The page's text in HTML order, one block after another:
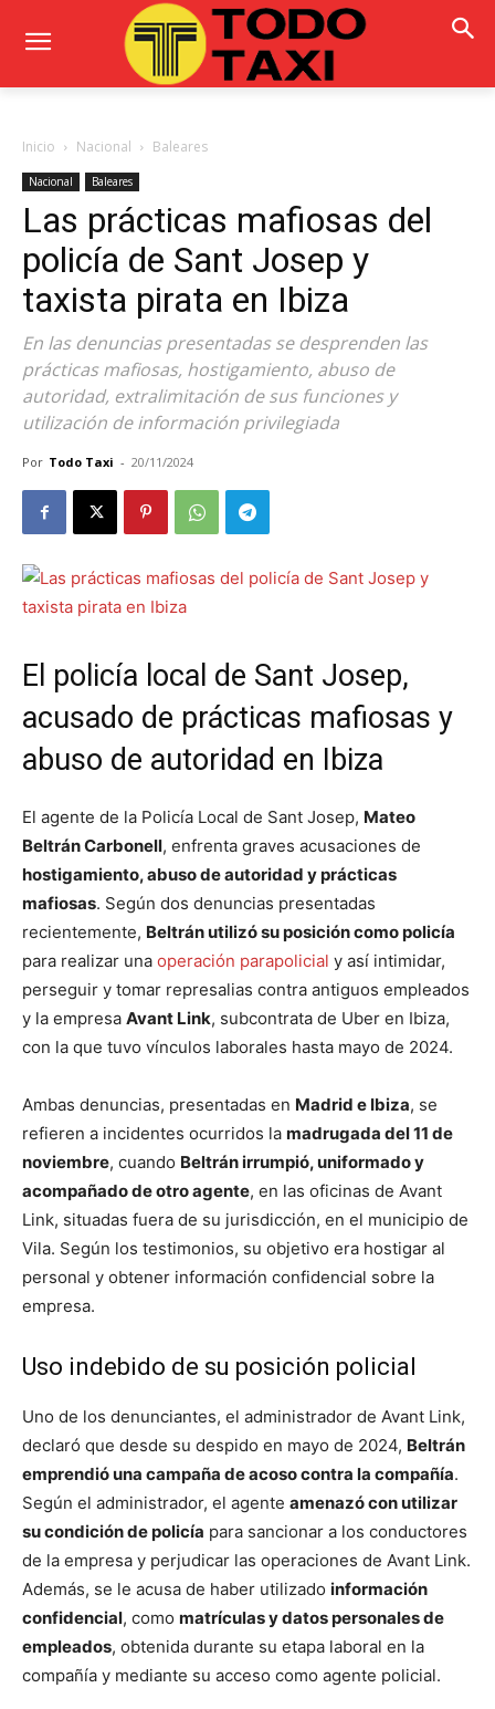
Inicio Nacional Baleares
Nacional Baleares
Las prácticas mafiosas del
policía de Sant Josep y
taxista pirata en Ibiza
En las denuncias presentadas se desprenden las
prácticas mafiosas, hostigamiento, abuso de
autoridad, extralimitación de sus funciones y
utilización de información privilegiada
Por Todo Taxi - 20/11/2024
El policía local de Sant Josep,
acusado de prácticas mafiosas y
abuso de autoridad en Ibiza
El agente de la Policía Local de Sant Josep, Mateo
Beltrán Carbonell, enfrenta graves acusaciones de
hostigamiento, abuso de autoridad y prácticas
mafiosas. Según dos denuncias presentadas
recientemente, Beltrán utilizó su posición como policía
para realizar una operación parapolicial y así intimidar,
perseguir y tomar represalias contra antiguos empleados
y la empresa Avant Link, subcontrata de Uber en Ibiza,
con la que tuvo vínculos laborales hasta mayo de 2024.
Ambas denuncias, presentadas en Madrid e Ibiza, se
refieren a incidentes ocurridos la madrugada del 11 de
noviembre, cuando Beltrán irrumpió, uniformado y
acompañado de otro agente, en las oficinas de Avant
Link, situadas fuera de su jurisdicción, en el municipio de
Vila. Según los testimonios, su objetivo era hostigar al
personal y obtener información confidencial sobre la
empresa.
Uso indebido de su posición policial
Uno de los denunciantes, el administrador de Avant Link,
declaró que desde su despido en mayo de 2024, Beltrán
emprendió una campaña de acoso contra la compañía.
Según el administrador, el agente amenazó con utilizar
su condición de policía para sancionar a los conductores
de la empresa y perjudicar las operaciones de Avant Link.
Además, se le acusa de haber utilizado información
confidencial, como matrículas y datos personales de
empleados, obtenida durante su etapa laboral en la
compañía y mediante su acceso como agente policial.